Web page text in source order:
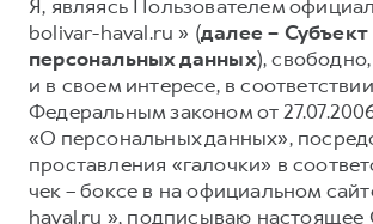
DARGO
от 3 199 000 ₽
DARGO X
от 3 499 000 ₽
Тест-драйв
Трейд-ин
КРЕДИТ И СТРАХОВАНИЕ
Кредитный калькулятор
СЕРВИСНОЕ
Нулевое ТО
Программа «Помощь на дороге»
Регламенты технического
Электронный ПТС
О дилере
Наша команда
Контакты
Я, являясь Пользователем
bolivar-haval.ru » (далее – Субъект
персональных данных),
и в своем интересе, в
Федеральным законом от
«О персональных данных»,
проставления «галочки» в
чек – боксе в на официальном
haval.ru », подписываю настоящее